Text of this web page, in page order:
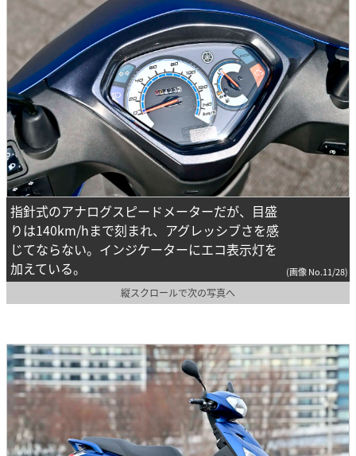
指針式のアナログスピードメーターだが、目盛
りは140km/hまで刻まれ、アグレッシブさを感
じてならない。インジケーターにエコ表示灯を
加えている。
(画像 No.11/28)
縦スクロールで次の写真へ